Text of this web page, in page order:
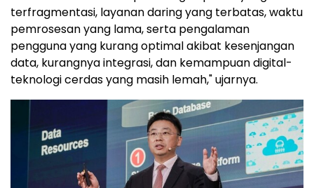
Seperti disampaikan Saeed Xia, President, Huawei
Global Public Service BU, dalam sesi tersebut di
MWC, tantangan ini bersifat global. "Pemerintah di
seluruh dunia berhadapan dengan portal yang
terfragmentasi, layanan daring yang terbatas, waktu
pemrosesan yang lama, serta pengalaman
pengguna yang kurang optimal akibat kesenjangan
data, kurangnya integrasi, dan kemampuan digital-
teknologi cerdas yang masih lemah," ujarnya.